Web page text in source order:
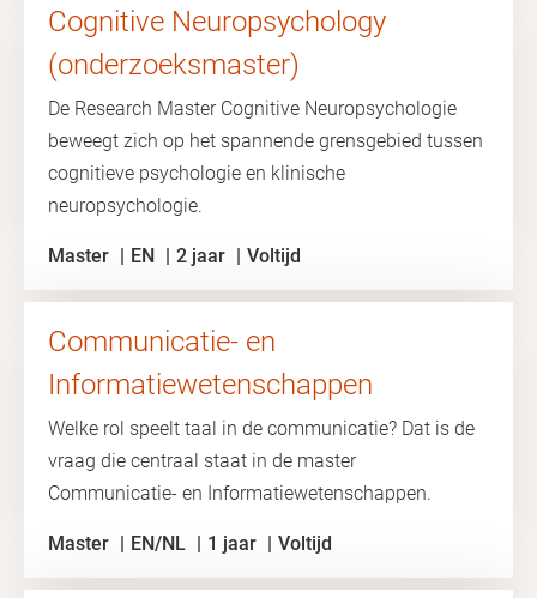
Cognitive Neuropsychology
(onderzoeksmaster)
De Research Master Cognitive Neuropsychologie
beweegt zich op het spannende grensgebied tussen
cognitieve psychologie en klinische
neuropsychologie.
Master EN 2 jaar Voltijd
Communicatie- en
Informatiewetenschappen
Welke rol speelt taal in de communicatie? Dat is de
vraag die centraal staat in de master
Communicatie- en Informatiewetenschappen.
Master EN/NL 1 jaar Voltijd